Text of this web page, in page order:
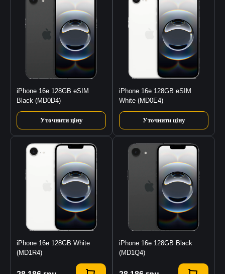
iPhone 16e 128GB eSIM
Black (MD0D4)
Уточнити ціну
iPhone 16e 128GB eSIM
White (MD0E4)
Уточнити ціну
iPhone 16e 128GB White
(MD1R4)
iPhone 16e 128GB Black
(MD1Q4)